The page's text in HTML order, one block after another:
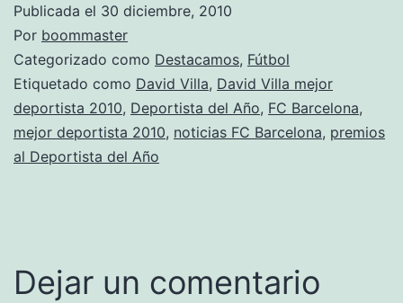
Publicada el 30 diciembre, 2010
Por boommaster
Categorizado como Destacamos, Fútbol
Etiquetado como David Villa, David Villa mejor
deportista 2010, Deportista del Año, FC Barcelona,
mejor deportista 2010, noticias FC Barcelona, premios
al Deportista del Año
Dejar un comentario